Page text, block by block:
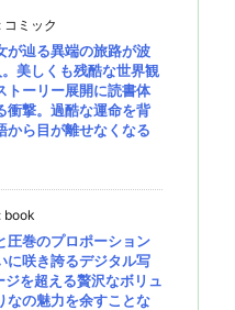
: コミック
が辿る異端の旅路が波
美しくも残酷な世界観
トーリー展開に読書体
衝撃。過酷な運命を背
から目が離せなくなる
: book
圧巻のプロポーション
に咲き誇るデジタル写
を超える贅沢なボリュ
なの魅力を余すことな